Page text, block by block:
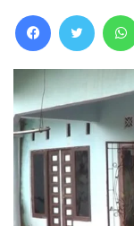
FacebookTwitter